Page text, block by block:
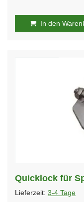
In den
Quicklock für
Lieferzeit: 3-4 Tage